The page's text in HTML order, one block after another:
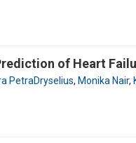
of Heart
PetraDryselius, Monika Nair,